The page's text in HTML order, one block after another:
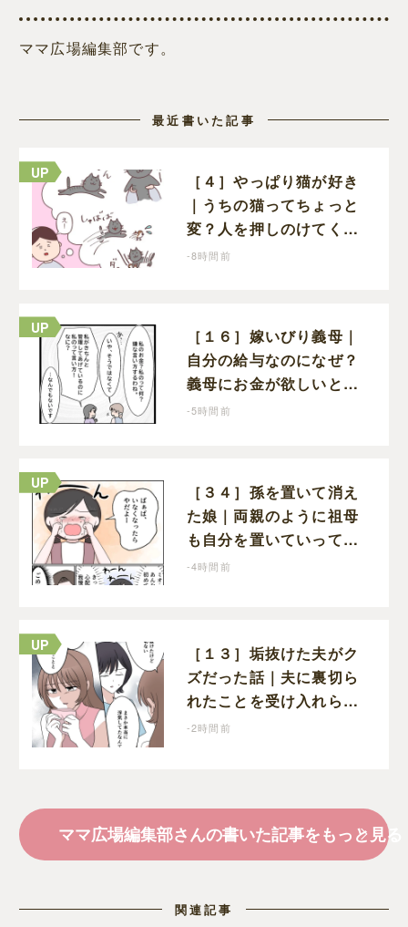
ママ広場編集部です。
最近書いた記事
［４］やっぱり猫が好き
｜うちの猫ってちょっと
変？人を押しのけてくつ
ろぎ、獲物にも物怖じし
-8時間前
［１６］嫁いびり義母｜
自分の給与なのになぜ？
義母にお金が欲しいと頼
まなければならない状況
-5時間前
［３４］孫を置いて消え
た娘｜両親のように祖母
も自分を置いていってし
まうのでは？と怯えて泣
-4時間前
［１３］垢抜けた夫がク
ズだった話｜夫に裏切ら
れたことを受け入れられ
ず、垢抜けたことが関係
-2時間前
ママ広場編集部さんの書いた記事をもっと見る
関連記事